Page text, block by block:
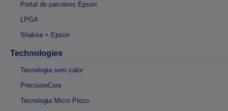
Portal de parceiros Epson
LPGA
Shakira + Epson
Technologies
Tecnologia sem calor
PrecisionCore
Tecnologia Micro Piezo